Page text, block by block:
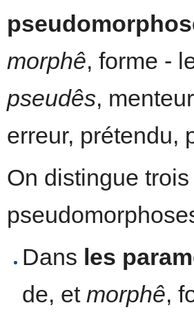
morphê, forme -
pseudês,
erreur, prétendu,
On distingue
Dans les
de, etmorphê,